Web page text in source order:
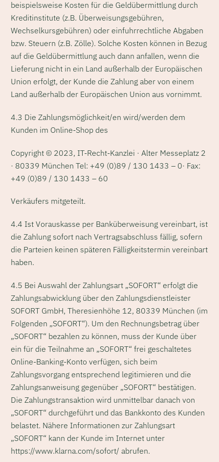
beispielsweise Kosten für die Geldübermittlung durch
Kreditinstitute (z.B. Überweisungsgebühren,
Wechselkursgebühren) oder einfuhrrechtliche Abgaben
bzw. Steuern (z.B. Zölle). Solche Kosten können in Bezug
auf die Geldübermittlung auch dann anfallen, wenn die
Lieferung nicht in ein Land außerhalb der Europäischen
Union erfolgt, der Kunde die Zahlung aber von einem
Land außerhalb der Europäischen Union aus vornimmt.
4.3 Die Zahlungsmöglichkeit/en wird/werden dem
Kunden im Online-Shop des
Copyright © 2023, IT-Recht-Kanzlei · Alter Messeplatz 2
· 80339 München Tel: +49 (0)89 / 130 1433 – 0· Fax:
+49 (0)89 / 130 1433 – 60
Verkäufers mitgeteilt.
4.4 Ist Vorauskasse per Banküberweisung vereinbart, ist
die Zahlung sofort nach Vertragsabschluss fällig, sofern
die Parteien keinen späteren Fälligkeitstermin vereinbart
haben.
4.5 Bei Auswahl der Zahlungsart „SOFORT“ erfolgt die
Zahlungsabwicklung über den Zahlungsdienstleister
SOFORT GmbH, Theresienhöhe 12, 80339 München (im
Folgenden „SOFORT“). Um den Rechnungsbetrag über
„SOFORT“ bezahlen zu können, muss der Kunde über
ein für die Teilnahme an „SOFORT“ frei geschaltetes
Online-Banking-Konto verfügen, sich beim
Zahlungsvorgang entsprechend legitimieren und die
Zahlungsanweisung gegenüber „SOFORT“ bestätigen.
Die Zahlungstransaktion wird unmittelbar danach von
„SOFORT“ durchgeführt und das Bankkonto des Kunden
belastet. Nähere Informationen zur Zahlungsart
„SOFORT“ kann der Kunde im Internet unter
https://www.klarna.com/sofort/ abrufen.